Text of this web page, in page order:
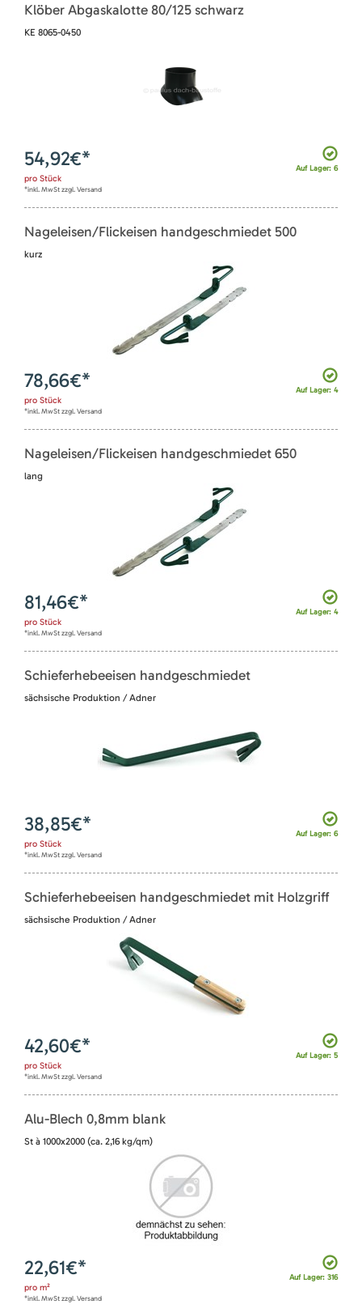
Klöber Abgaskalotte 80/125 schwarz
KE 8065-0450
Auf Lager: 6
54,92€*
pro Stück
*inkl. MwSt zzgl. Versand
Nageleisen/Flickeisen handgeschmiedet 500
kurz
Auf Lager: 4
78,66€*
pro Stück
*inkl. MwSt zzgl. Versand
Nageleisen/Flickeisen handgeschmiedet 650
lang
Auf Lager: 4
81,46€*
pro Stück
*inkl. MwSt zzgl. Versand
Schieferhebeeisen handgeschmiedet
sächsische Produktion / Adner
Auf Lager: 6
38,85€*
pro Stück
*inkl. MwSt zzgl. Versand
Schieferhebeeisen handgeschmiedet mit Holzgriff
sächsische Produktion / Adner
Auf Lager: 5
42,60€*
pro Stück
*inkl. MwSt zzgl. Versand
Alu-Blech 0,8mm blank
St à 1000x2000 (ca. 2,16 kg/qm)
Auf Lager: 316
22,61€*
pro m²
*inkl. MwSt zzgl. Versand